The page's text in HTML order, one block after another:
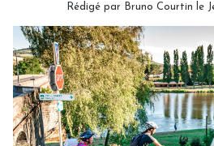
Rédigé par Bruno Courtin le